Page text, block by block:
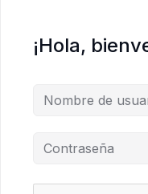
¡Hola,